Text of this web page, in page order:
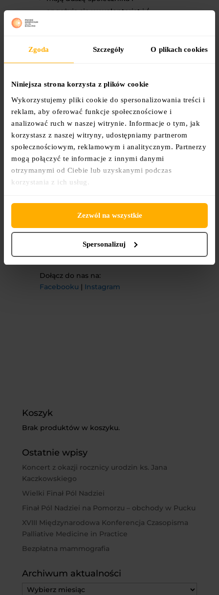
Zgoda Szczegóły O plikach cookies
Niniejsza strona korzysta z plików cookie
Wykorzystujemy pliki cookie do spersonalizowania treści i
reklam, aby oferować funkcje społecznościowe i
analizować ruch w naszej witrynie. Informacje o tym, jak
korzystasz z naszej witryny, udostępniamy partnerom
społecznościowym, reklamowym i analitycznym. Partnerzy
mogą połączyć te informacje z innymi danymi
otrzymanymi od Ciebie lub uzyskanymi podczas
korzystania z ich usług.
Zezwól na wszystkie
Spersonalizuj
angażują się w wolontariat i /
studenckich
Rekrutacja na Areopag Etyczny
2025 odbywa się napodstawie
formularza zgłoszeniowego i
potrwa do 19 maja br. do
godziny 10:00(z możliwością
przedłużenia). Link do
formularza:
https://forms.gle/Hc5paSnRV6P
UcKyG9
Po więcej informacji zapraszamy
na stronęAREOPAGU
Dołącz do nas na:
Facebooku | Instagram
Koszyk
Brak produktów w koszyku.
Ostatnie wpisy
Koncert z okazji rocznicy urodzin ks. Jana
Kaczkowskiego
Wielki Finał Pól Nadziei
Finał Pól Nadziei na Pomorzu – obchody w Pucku
XVIII Międzynarodowa Konferencja Czasopisma
Palliative Medicine in Practice
Bezpłatna mammografia
Archiwum aktualności
Archiwum